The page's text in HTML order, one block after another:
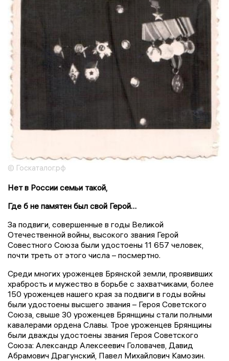
© Госкаталог.рф
Нет в России семьи такой,
Где б не памятен был свой Герой…
За подвиги, совершенные в годы Великой
Отечественной войны, высокого звания Герой
Совестного Союза были удостоены 11 657 человек,
почти треть от этого числа – посмертно.
Среди многих уроженцев Брянской земли, проявивших
храбрость и мужество в борьбе с захватчиками, более
150 уроженцев нашего края за подвиги в годы войны
были удостоены высшего звания – Героя Советского
Союза, свыше 30 уроженцев Брянщины стали полными
кавалерами ордена Славы. Трое уроженцев Брянщины
были дважды удостоены звания Героя Советского
Союза: Александр Алексеевич Головачев, Давид
Абрамович Драгунский, Павел Михайлович Камозин.